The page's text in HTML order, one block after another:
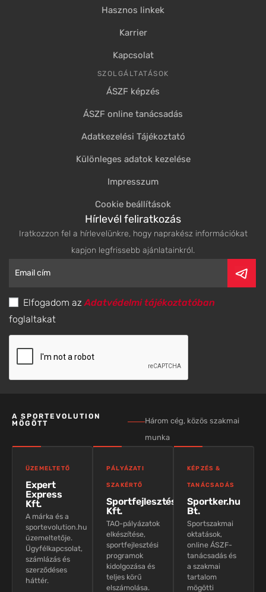
Hasznos linkek
Karrier
Kapcsolat
SZOLGÁLTATÁSOK
ÁSZF képzés
ÁSZF online tanácsadás
Adatkezelési Tájékoztató
Különleges adatok kezelése
Impresszum
Cookie beállítások
Hírlevél feliratkozás
Iratkozzon fel a hírlevelünkre, hogy naprakész információkat
kapjon legfrissebb ajánlatainkról.
Elfogadom azAdatvédelmi tájékoztatóban
foglaltakat
A SPORTEVOLUTION
MÖGÖTT
Három cég, közös szakmai
munka
ÜZEMELTETŐ
Expert
Express
Kft.
A márka és a
sportevolution.hu
üzemeltetője.
Ügyfélkapcsolat,
számlázás és
szerződéses
háttér.
PÁLYÁZATI
SZAKÉRTŐ
Sportfejlesztés
Kft.
TAO-pályázatok
elkészítése,
sportfejlesztési
programok
kidolgozása és
teljes körű
elszámolása.
KÉPZÉS &
TANÁCSADÁS
Sportker.hu
Bt.
Sportszakmai
oktatások,
online ÁSZF-
tanácsadás és
a szakmai
tartalom
mögötti